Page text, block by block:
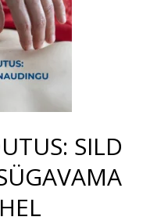
SILD